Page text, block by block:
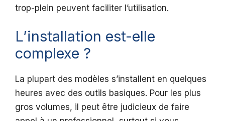
trop-plein peuvent faciliter l’utilisation.
L’installation est-elle
complexe ?
La plupart des modèles s’installent en quelques
heures avec des outils basiques. Pour les plus
gros volumes, il peut être judicieux de faire